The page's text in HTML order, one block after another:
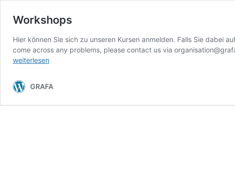
Workshops
Hier können Sie sich zu unseren Kursen anmelden. Falls Sie dabei
come across any problems, please contact us via
weiterlesen
GRAFA